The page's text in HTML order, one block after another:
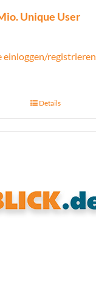
Unique User
einloggen/registrieren
Details